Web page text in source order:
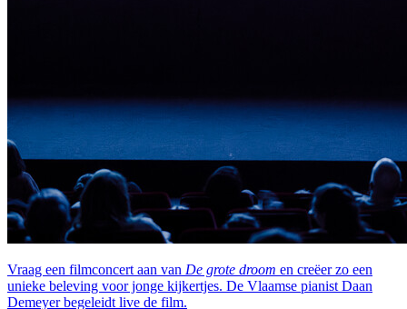
Vraag een filmconcert aan van De grote droom en creëer zo een
unieke beleving voor jonge kijkertjes. De Vlaamse pianist Daan
Demeyer begeleidt live de film.